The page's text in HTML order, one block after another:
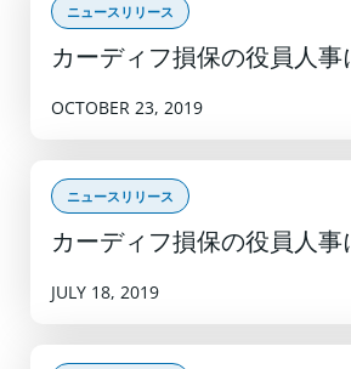
ニュースリリース
カーディフ損保の役員人事
OCTOBER 23, 2019
ニュースリリース
カーディフ損保の役員人事
JULY 18, 2019